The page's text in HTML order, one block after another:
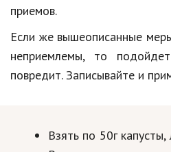
приемов.
Если же вышеописанные
неприемлемы, то
повредит. Записывайте и
Взять по 50г